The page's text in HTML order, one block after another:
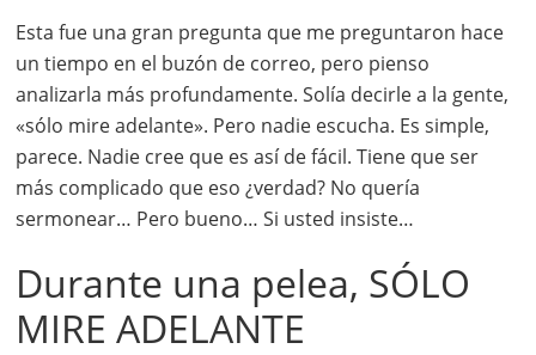
Esta fue una gran pregunta que me preguntaron hace
un tiempo en el buzón de correo, pero pienso
analizarla más profundamente. Solía decirle a la gente,
«sólo mire adelante». Pero nadie escucha. Es simple,
parece. Nadie cree que es así de fácil. Tiene que ser
más complicado que eso ¿verdad? No quería
sermonear… Pero bueno… Si usted insiste…
Durante una pelea, SÓLO
MIRE ADELANTE